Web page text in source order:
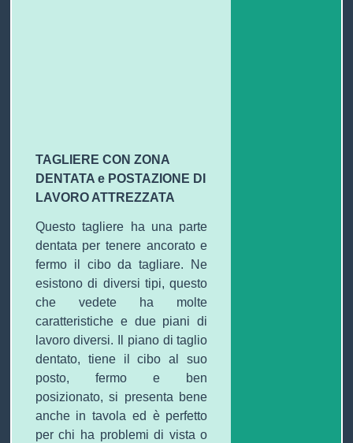
TAGLIERE CON ZONA
DENTATA e POSTAZIONE DI
LAVORO ATTREZZATA
Questo tagliere ha una parte
dentata per tenere ancorato e
fermo il cibo da tagliare. Ne
esistono di diversi tipi, questo
che vedete ha molte
caratteristiche e due piani di
lavoro diversi.
Il piano di taglio
dentato, tiene il cibo al suo
posto, fermo e ben
posizionato, si presenta bene
anche in tavola ed è perfetto
per chi ha problemi di vista o